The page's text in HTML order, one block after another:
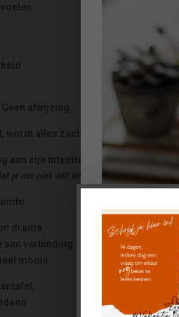
afwijzing.
wordt alles zachter.
aan zijn intentie
je me niet wilt wegduwen.”
drama.
aan verbinding.
moois.